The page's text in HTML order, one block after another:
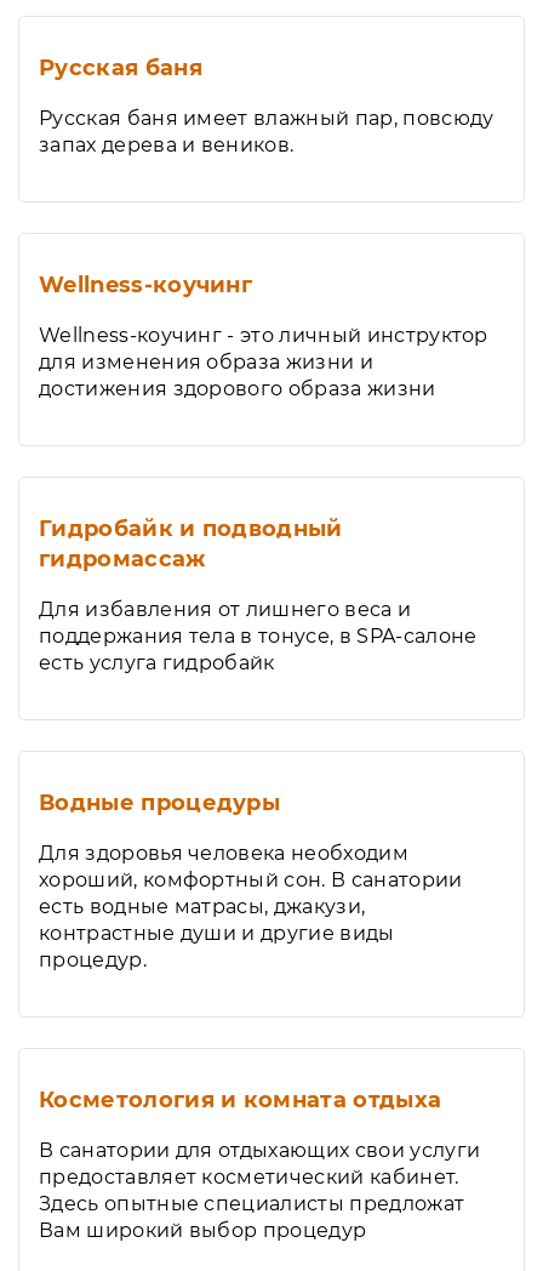
Русская баня
Русская баня имеет влажный пар, повсюду
запах дерева и веников.
Wellness-коучинг
Wellness-коучинг - это личный инструктор
для изменения образа жизни и
достижения здорового образа жизни
Гидробайк и подводный
гидромассаж
Для избавления от лишнего веса и
поддержания тела в тонусе, в SPA-салоне
есть услуга гидробайк
Водные процедуры
Для здоровья человека необходим
хороший, комфортный сон. В санатории
есть водные матрасы, джакузи,
контрастные души и другие виды
процедур.
Косметология и комната отдыха
В санатории для отдыхающих свои услуги
предоставляет косметический кабинет.
Здесь опытные специалисты предложат
Вам широкий выбор процедур